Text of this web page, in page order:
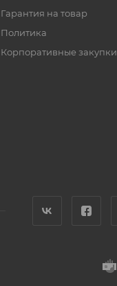
Гарантия на товар
Политика
Корпоративные закупки